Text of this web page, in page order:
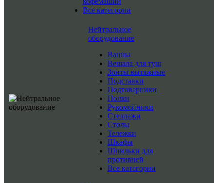
Все категории
Нейтральное
оборудование
Ванны
Вешала для туш
Зонты вытяжные
Подставки
Подтоварники
Полки
Рукомойники
Стеллажи
Столы
Тележки
Шкафы
Шпильки для
противней
Все категории